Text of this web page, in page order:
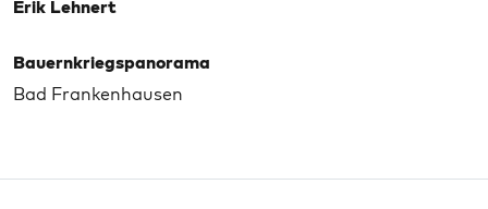
Erik Lehnert
Bauernkriegspanorama
Bad Frankenhausen